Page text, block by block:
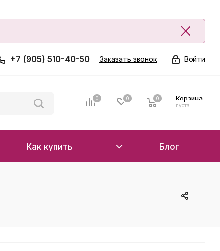
Войти
+7 (905) 510-40-50 Заказать звонок
0 0 Корзина
0
пуста
0
Как купить Блог